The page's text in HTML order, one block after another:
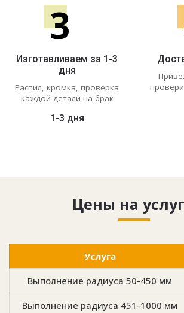
3
Изготавливаем за 1-3
дня
Распил, кромка, проверка
каждой детали на брак
1-3 дня
Цены на
Услуга
Выполнение радиуса 50-450 мм
Выполнение радиуса 451-1000 мм